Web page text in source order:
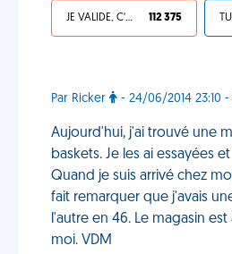
JE VALIDE, C'EST UNE VDM 112 375
Par Ricker - 24/06/2014 23:10 -
Aujourd'hui, j'ai trouvé une
baskets. Je les ai essayées
Quand je suis arrivé chez
fait remarquer que j'avais
l'autre en 46. Le magasin
moi. VDM